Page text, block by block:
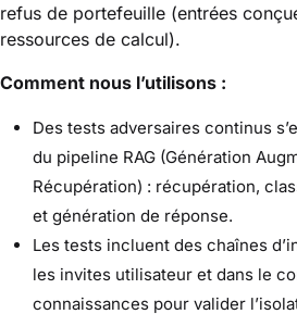
refus de portefeuille (entrées
ressources de calcul).
Comment nous l’utilisons :
Des tests adversaires continus
du pipeline RAG (Génération
Récupération) : récupération,
et génération de réponse.
Les tests incluent des chaînes
les invites utilisateur et dans le
connaissances pour valider